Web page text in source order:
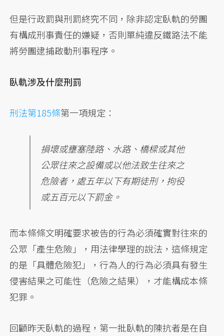
但是行政罰與刑罰終究不同，除非認定臥軌的勞團
有構成刑事責任的嫌疑，否則單純違反鐵路法不能
將勞團逮捕啟動刑事程序。
臥軌涉及什麼刑罰
刑法第185條第一項規定：
損壞或壅塞陸路、水路、橋樑或其他
公眾往來之設備或以他法致生往來之
危險者，處五年以下有期徒刑，拘役
或五百元以下罰金。
而本條條文明確要求被告的行為必須確實對往來的
公眾「產生危險」，用法律學理的說法，這條規定
的是「具體危險犯」，行為人的行為必須具有發生
侵害結果之可能性（危險之結果），才能構成本條
犯罪。
回顧昨天臥軌的過程，第一批臥軌的陳抗者是在自